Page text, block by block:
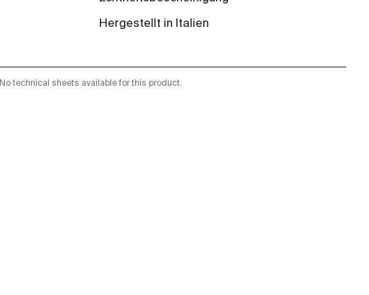
Hergestellt in Italien
No technical sheets available for this product.